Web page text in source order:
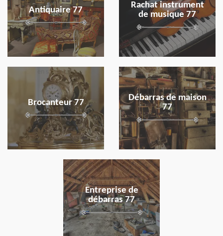
Antiquaire 77
Rachat instrument
de musique 77
Brocanteur 77
en savoir plus
Débarras de maison
77
en savoir plus
Entreprise de
débarras 77
en savoir plus